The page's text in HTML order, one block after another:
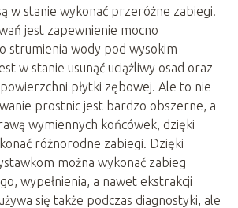
w stanie wykonać przeróżne zabiegi.
jest zapewnienie mocno
strumienia wody pod wysokim
w stanie usunąć uciążliwy osad oraz
płytki zębowej. Ale to nie
prostnic jest bardzo obszerne, a
wymiennych końcówek, dzięki
różnorodne zabiegi. Dzięki
można wykonać zabieg
wypełnienia, a nawet ekstrakcji
się także podczas diagnostyki, ale